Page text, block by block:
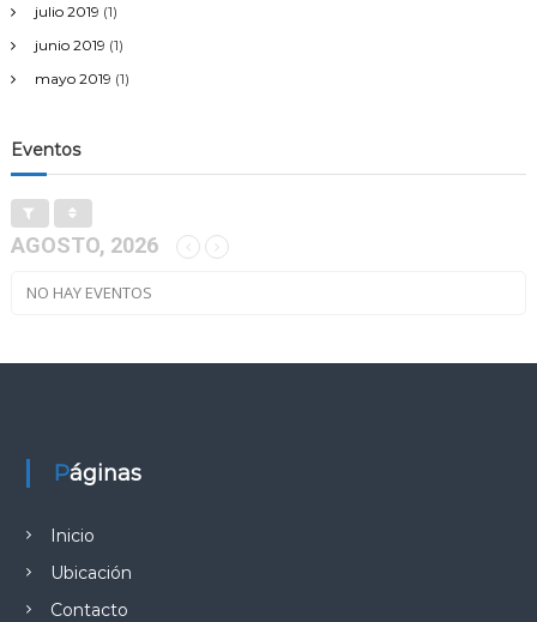
julio 2019 (1)
junio 2019 (1)
mayo 2019 (1)
Eventos
AGOSTO, 2026
NO HAY EVENTOS
Páginas
Inicio
Ubicación
Contacto